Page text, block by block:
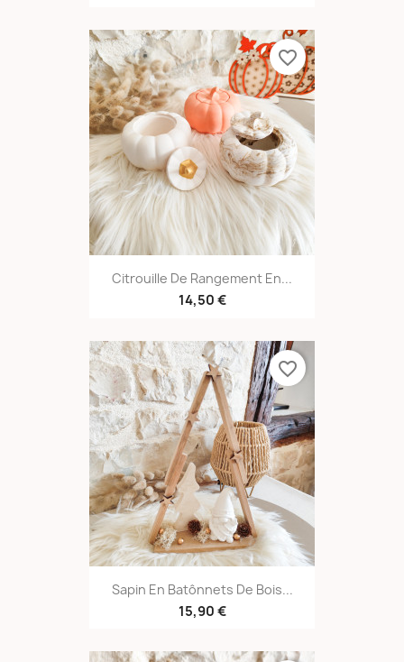
Citrouille De Rangement En...
14,50 €
favorite_border
Sapin En Batônnets De Bois...
15,90 €
favorite_border